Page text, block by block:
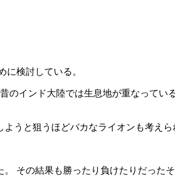
検討している。
のインド大陸では生息地が重なってい
うと狙うほどバカなライオンも考えら
その結果も勝ったり負けたりだったそ